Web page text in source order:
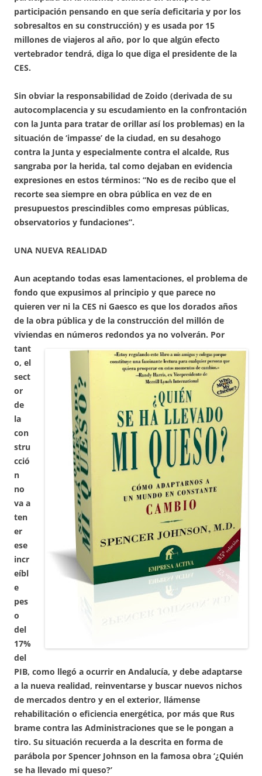
participación pensando en que sería deficitaria y por los
sobresaltos en su construcción) y es usada por 15
millones de viajeros al año, por lo que algún efecto
vertebrador tendrá, diga lo que diga el presidente de la
CES.
Sin obviar la responsabilidad de Zoido (derivada de su
autocomplacencia y su escudamiento en la confrontación
con la Junta para tratar de orillar así los problemas) en la
situación de ‘impasse’ de la ciudad, en su desahogo
contra la Junta y especialmente contra el alcalde, Rus
sangraba por la herida, tal como dejaban en evidencia
expresiones en estos términos: “No es de recibo que el
recorte sea siempre en obra pública en vez de en
presupuestos prescindibles como empresas públicas,
observatorios y fundaciones”.
UNA NUEVA REALIDAD
Aun aceptando todas esas lamentaciones, el problema de
fondo que expusimos al principio y que parece no
quieren ver ni la CES ni Gaesco es que los dorados años
de la obra pública y de la construcción del millón de
viviendas en números redondos ya no volverán. Por
tant
o, el
sect
or
de
la
con
stru
cció
n
no
va a
ten
er
ese
incr
eíbl
e
pes
o
del
17%
del
PIB, como llegó a ocurrir en Andalucía, y debe adaptarse
a la nueva realidad, reinventarse y buscar nuevos nichos
de mercados dentro y en el exterior, llámense
rehabilitación o eficiencia energética, por más que Rus
brame contra las Administraciones que se le pongan a
tiro. Su situación recuerda a la descrita en forma de
parábola por Spencer Johnson en la famosa obra ‘¿Quién
se ha llevado mi queso?’